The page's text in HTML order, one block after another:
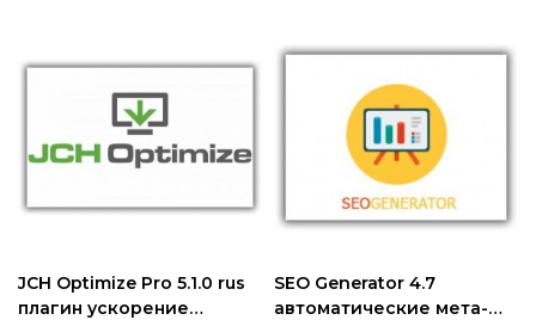
JCH Optimize Pro 5.1.0 rus
плагин ускорение
SEO Generator 4.7
автоматические мета-